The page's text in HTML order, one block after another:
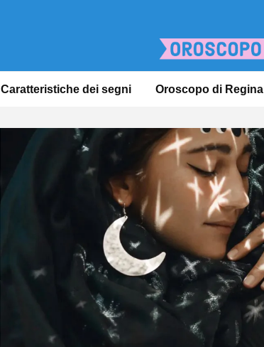
Caratteristiche dei segni Oroscopo di Regina